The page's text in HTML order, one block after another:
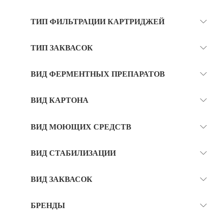
ТИП ФИЛЬТРАЦИИ КАРТРИДЖЕЙ
ТИП ЗАКВАСОК
ВИД ФЕРМЕНТНЫХ ПРЕПАРАТОВ
ВИД КАРТОНА
ВИД МОЮЩИХ СРЕДСТВ
ВИД СТАБИЛИЗАЦИИ
ВИД ЗАКВАСОК
БРЕНДЫ